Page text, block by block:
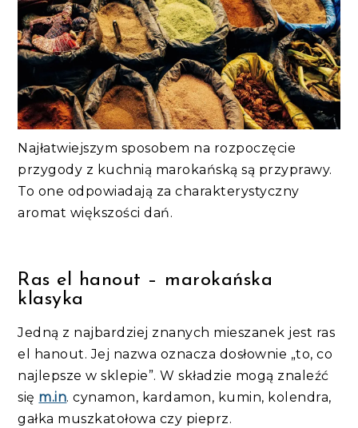
Najłatwiejszym sposobem na rozpoczęcie
przygody z kuchnią marokańską są przyprawy.
To one odpowiadają za charakterystyczny
aromat większości dań.
Ras el hanout – marokańska
klasyka
Jedną z najbardziej znanych mieszanek jest ras
el hanout. Jej nazwa oznacza dosłownie „to, co
najlepsze w sklepie”. W składzie mogą znaleźć
się m.in. cynamon, kardamon, kumin, kolendra,
gałka muszkatołowa czy pieprz.